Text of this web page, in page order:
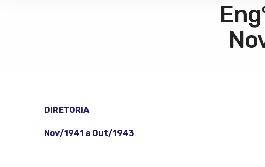
DIRETORIA
Nov/1941 a Out/1943